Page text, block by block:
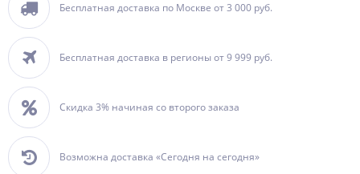
Бесплатная доставка по Москве от 3 000 руб.
Бесплатная доставка в регионы от 9 999 руб.
Скидка 3% начиная со второго заказа
Возможна доставка «Сегодня на сегодня»